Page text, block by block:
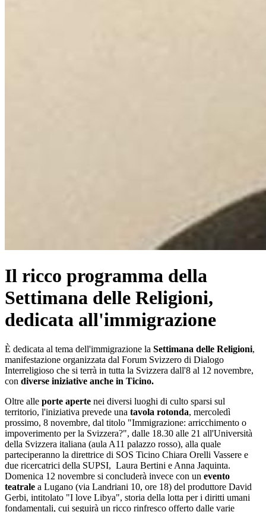
Il ricco programma della
Settimana delle Religioni,
dedicata all'immigrazione
È dedicata al tema dell'immigrazione la Settimana delle Religioni,
manifestazione organizzata dal Forum Svizzero di Dialogo
Interreligioso che si terrà in tutta la Svizzera dall'8 al 12 novembre,
con diverse iniziative anche in Ticino.
Oltre alle porte aperte nei diversi luoghi di culto sparsi sul
territorio, l'iniziativa prevede una tavola rotonda, mercoledì
prossimo, 8 novembre, dal titolo "Immigrazione: arricchimento o
impoverimento per la Svizzera?", dalle 18.30 alle 21 all'Università
della Svizzera italiana (aula A11 palazzo rosso), alla quale
parteciperanno la direttrice di SOS Ticino Chiara Orelli Vassere e
due ricercatrici della SUPSI, Laura Bertini e Anna Jaquinta.
Domenica 12 novembre si concluderà invece con un evento
teatrale a Lugano (via Landriani 10, ore 18) del produttore David
Gerbi, intitolato "I love Libya", storia della lotta per i diritti umani
fondamentali, cui seguirà un ricco rinfresco offerto dalle varie